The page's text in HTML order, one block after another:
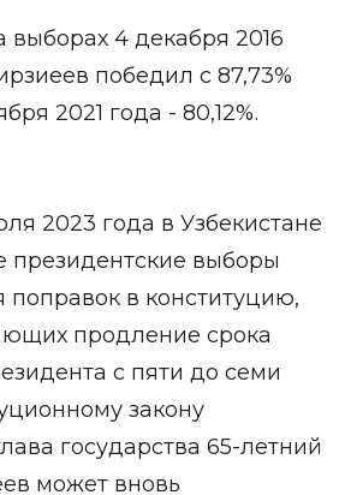
выборах 4 декабря 2016
победил с 87,73%
2021 года - 80,12%.
2023 года в Узбекистане
выборы
поправок в конституцию,
продление срока
с пяти до семи
закону
государства 65-летний
может вновь